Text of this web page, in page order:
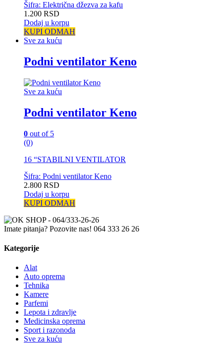
Šifra: Električna džezva za kafu
1.200 RSD
Dodaj u korpu
KUPI ODMAH
Sve za kuću
Podni ventilator Keno
Sve za kuću
Podni ventilator Keno
0 out of 5
(0)
16 “STABILNI VENTILATOR
Šifra: Podni ventilator Keno
2.800 RSD
Dodaj u korpu
KUPI ODMAH
Imate pitanja? Pozovite nas! 064 333 26 26
Kategorije
Alat
Auto oprema
Tehnika
Kamere
Parfemi
Lepota i zdravlje
Medicinska oprema
Sport i razonoda
Sve za kuću